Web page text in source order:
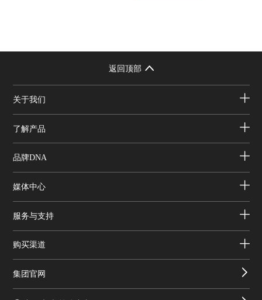
返回顶部
关于我们
了解产品
品牌DNA
媒体中心
服务与支持
购买渠道
集团官网